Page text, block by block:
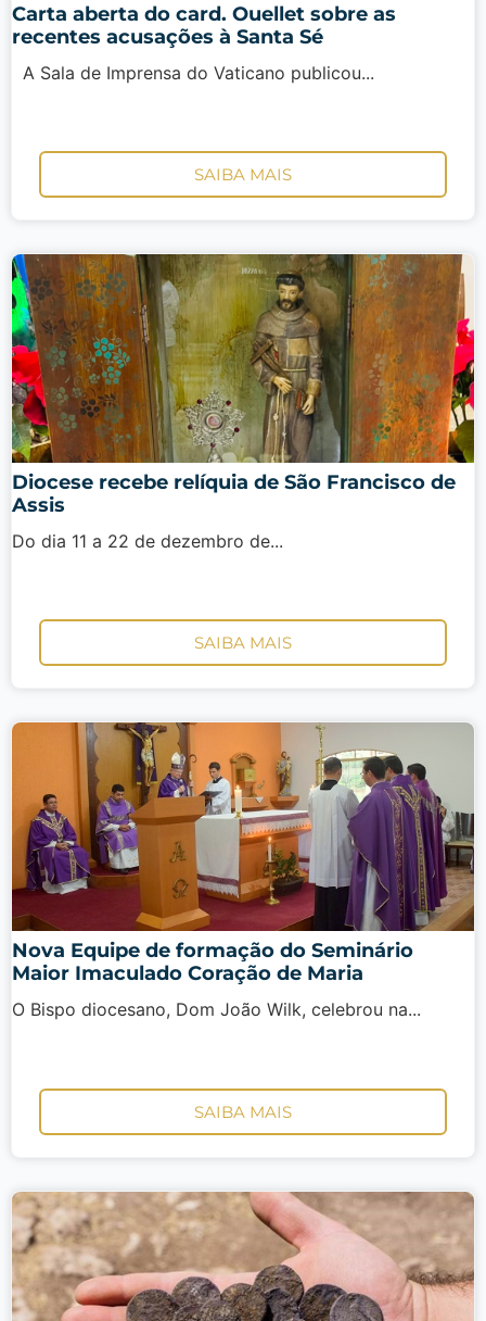
Carta aberta do card. Ouellet sobre as
recentes acusações à Santa Sé
A Sala de Imprensa do Vaticano publicou...
SAIBA MAIS
Diocese recebe relíquia de São Francisco de
Assis
Do dia 11 a 22 de dezembro de...
SAIBA MAIS
Nova Equipe de formação do Seminário
Maior Imaculado Coração de Maria
O Bispo diocesano, Dom João Wilk, celebrou na...
SAIBA MAIS